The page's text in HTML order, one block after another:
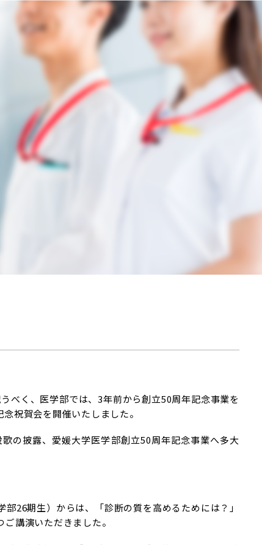
べく、医学部では、3年前から創立50周年記念事業を
祝賀会を開催いたしました。
の披露、愛媛大学医学部創立50周年記念事業へ多大
26期生）からは、「診断の質を高めるためには？」
講演いただきました。